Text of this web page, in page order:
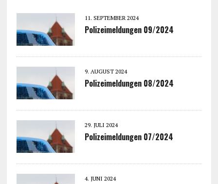
11. SEPTEMBER 2024
Polizeimeldungen 09/2024
9. AUGUST 2024
Polizeimeldungen 08/2024
29. JULI 2024
Polizeimeldungen 07/2024
4. JUNI 2024